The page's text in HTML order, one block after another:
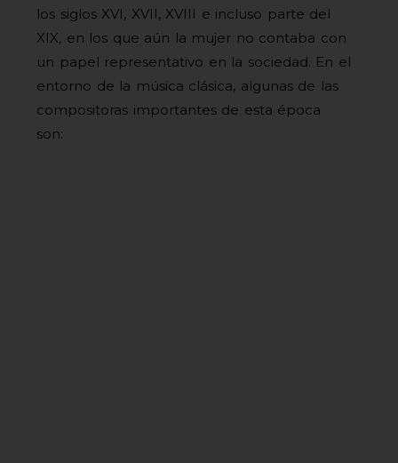
los siglos XVI, XVII, XVIII e incluso parte del
XIX, en los que aún la mujer no contaba con
un papel representativo en la sociedad. En el
entorno de la música clásica, algunas de las
compositoras importantes de esta época
son: